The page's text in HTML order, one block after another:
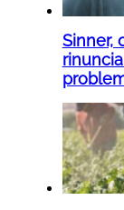
Sinner,